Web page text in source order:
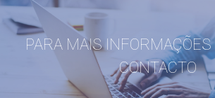
PARA MAIS
CONTACTO